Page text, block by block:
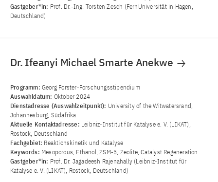
Gastgeber*in: Prof. Dr.-Ing. Torsten Zesch (FernUniversität in Hagen,
Deutschland)
Dr. Ifeanyi Michael Smarte Anekwe
Programm: Georg Forster-Forschungsstipendium
Auswahldatum: Oktober 2024
Dienstadresse (Auswahlzeitpunkt): University of the Witwatersrand,
Johannesburg, Südafrika
Aktuelle Kontaktadresse: Leibniz-Institut für Katalyse e. V. (LIKAT),
Rostock, Deutschland
Fachgebiet: Reaktionskinetik und Katalyse
Keywords: Mesoporous, Ethanol, ZSM-5, Zeolite, Catalyst Regeneration
Gastgeber*in: Prof. Dr. Jagadeesh Rajenahally (Leibniz-Institut für
Katalyse e. V. (LIKAT), Rostock, Deutschland)